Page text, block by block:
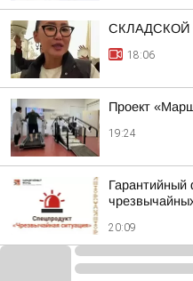
СКЛАДСКОЙ
18:06
Проект
19:24
Гарантийный
20:09